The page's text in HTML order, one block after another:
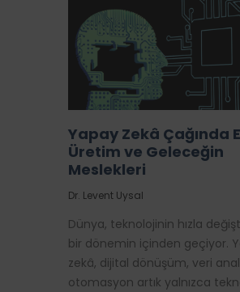
Yapay Zekâ Çağında
Üretim ve Geleceğin
Meslekleri
Dr. Levent Uysal
Dünya, teknolojinin hızla
bir dönemin içinden geçiyor.
zekâ, dijital dönüşüm, veri
otomasyon artık yalnızca